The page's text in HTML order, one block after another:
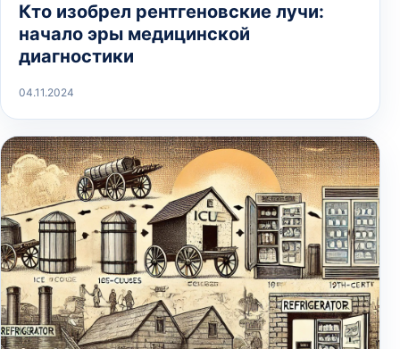
Кто изобрел рентгеновские лучи:
начало эры медицинской
диагностики
04.11.2024